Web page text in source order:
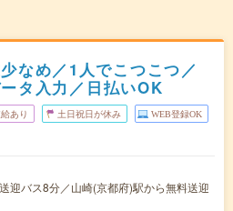
なめ／1人でこつこつ／
タ入力／日払いOK
あり 土日祝日が休み WEB登録OK
迎バス8分／山崎(京都府)駅から無料送迎